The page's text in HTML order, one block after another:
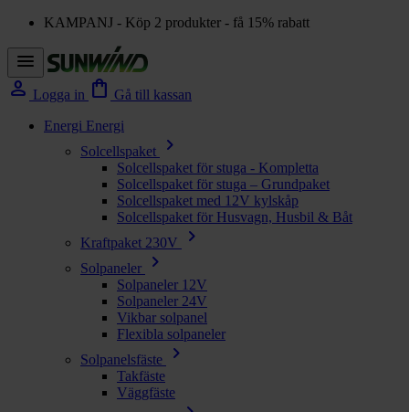
KAMPANJ - Köp 2 produkter - få 15% rabatt
menu
person Logga in shopping_bag Gå till kassan
Energi Energi
Solcellspaket
chevron_right
Solcellspaket för stuga - Kompletta
Solcellspaket för stuga – Grundpaket
Solcellspaket med 12V kylskåp
Solcellspaket för Husvagn, Husbil & Båt
Kraftpaket 230V
chevron_right
Solpaneler chevron_right
Solpaneler 12V
Solpaneler 24V
Vikbar solpanel
Flexibla solpaneler
Solpanelsfäste
chevron_right
Takfäste
Väggfäste